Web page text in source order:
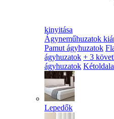
kinyitása
Ágyneműhuzatok
Pamut ágyhuzatok
ágyhuzatok + 3
ágyhuzatok
Lepedők